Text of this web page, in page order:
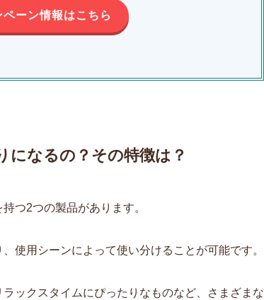
ーン情報はこちら
になるの？その特徴は？
つ2つの製品があります。
使用シーンによって使い分けることが可能です。
ックスタイムにぴったりなものなど、さまざまな